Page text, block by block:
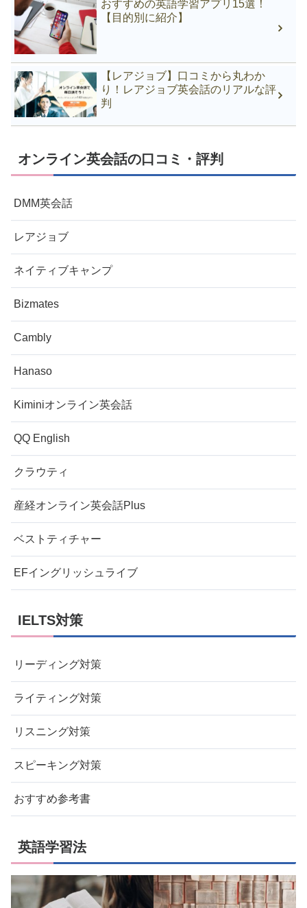
おすすめの英語学習アプリ15選！
【目的別に紹介】
【レアジョブ】口コミから丸わか
り！レアジョブ英会話のリアルな評
判
オンライン英会話の口コミ・評判
DMM英会話
レアジョブ
ネイティブキャンプ
Bizmates
Cambly
Hanaso
Kiminiオンライン英会話
QQ English
クラウティ
産経オンライン英会話Plus
ベストティチャー
EFイングリッシュライブ
IELTS対策
リーディング対策
ライティング対策
リスニング対策
スピーキング対策
おすすめ参考書
英語学習法